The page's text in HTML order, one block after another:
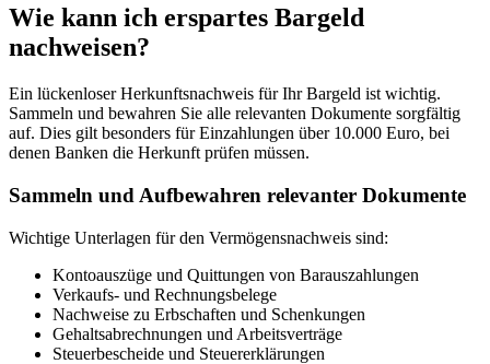
Wie kann ich erspartes Bargeld
nachweisen?
Ein lückenloser Herkunftsnachweis für Ihr Bargeld ist wichtig.
Sammeln und bewahren Sie alle relevanten Dokumente sorgfältig
auf. Dies gilt besonders für Einzahlungen über 10.000 Euro, bei
denen Banken die Herkunft prüfen müssen.
Sammeln und Aufbewahren relevanter Dokumente
Wichtige Unterlagen für den Vermögensnachweis sind:
Kontoauszüge und Quittungen von Barauszahlungen
Verkaufs- und Rechnungsbelege
Nachweise zu Erbschaften und Schenkungen
Gehaltsabrechnungen und Arbeitsverträge
Steuerbescheide und Steuererklärungen